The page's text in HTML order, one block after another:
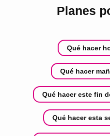
Planes
Qué hacer
Qué hacer
Qué hacer este fin
Qué hacer esta